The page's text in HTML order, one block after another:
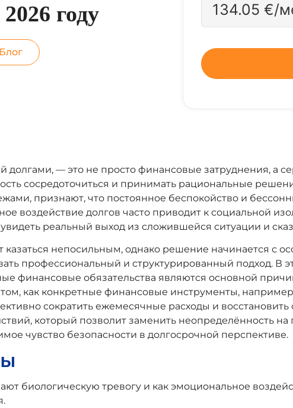
году
134.05 €/
долгами, — это не просто финансовые затруднения, а
сосредоточиться и принимать рациональные
признают, что постоянное беспокойство и
воздействие долгов часто приводит к социальной
реальный выход из сложившейся ситуации и
непосильным, однако решение начинается с
профессиональный и структурированный подход. В
финансовые обязательства являются основной
как конкретные финансовые инструменты,
сократить ежемесячные расходы и восстановить
который позволит заменить неопределённость
чувство безопасности в долгосрочной перспективе.
биологическую тревогу и как эмоциональное